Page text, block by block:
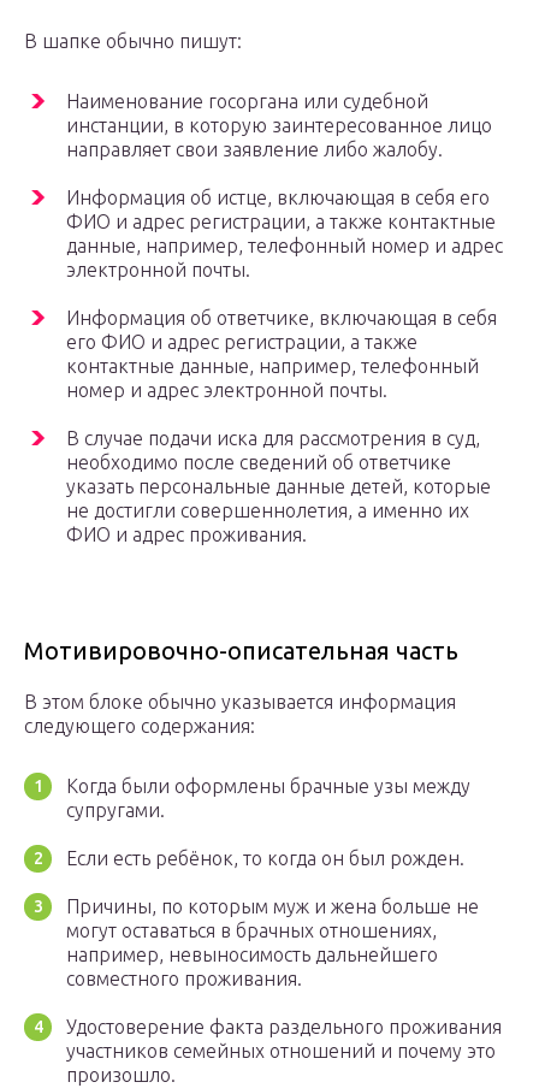
В шапке обычно пишут:
Наименование госоргана или судебной
инстанции, в которую заинтересованное лицо
направляет свои заявление либо жалобу.
Информация об истце, включающая в себя его
ФИО и адрес регистрации, а также контактные
данные, например, телефонный номер и адрес
электронной почты.
Информация об ответчике, включающая в себя
его ФИО и адрес регистрации, а также
контактные данные, например, телефонный
номер и адрес электронной почты.
В случае подачи иска для рассмотрения в суд,
необходимо после сведений об ответчике
указать персональные данные детей, которые
не достигли совершеннолетия, а именно их
ФИО и адрес проживания.
Мотивировочно-описательная часть
В этом блоке обычно указывается информация
следующего содержания:
Когда были оформлены брачные узы между
супругами.
Если есть ребёнок, то когда он был рожден.
Причины, по которым муж и жена больше не
могут оставаться в брачных отношениях,
например, невыносимость дальнейшего
совместного проживания.
Удостоверение факта раздельного проживания
участников семейных отношений и почему это
произошло.